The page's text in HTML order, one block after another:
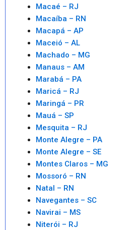
Macaé – RJ
Macaíba – RN
Macapá – AP
Maceió – AL
Machado – MG
Manaus – AM
Marabá – PA
Maricá – RJ
Maringá – PR
Mauá – SP
Mesquita – RJ
Monte Alegre – PA
Monte Alegre – SE
Montes Claros – MG
Mossoró – RN
Natal – RN
Navegantes – SC
Navirai – MS
Niterói – RJ